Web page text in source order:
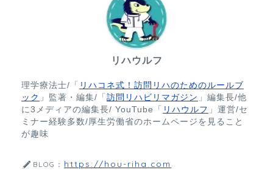
リハウルフ
理学療法士/「 リハコネ式！訪問リハのためのルールブ
ック 」監著・編集/「 訪問リハビリマガジン 」編集長/他
に3メディアの編集長/ YouTube「 リハウルフ 」運営/セ
ミナー経験多数/厚生労働省のホームページを見ること
が趣味
BLOG： https://hou-riha.com